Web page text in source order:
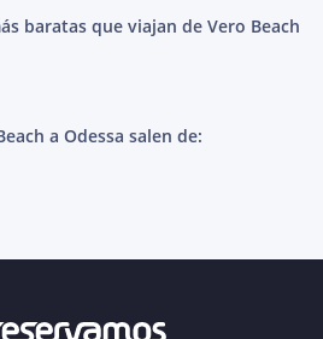
baratas que viajan de Vero Beach
a Odessa salen de: